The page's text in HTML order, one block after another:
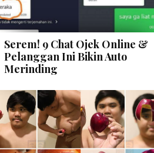
Serem! 9 Chat Ojek Online &
Pelanggan Ini Bikin Auto
Merinding